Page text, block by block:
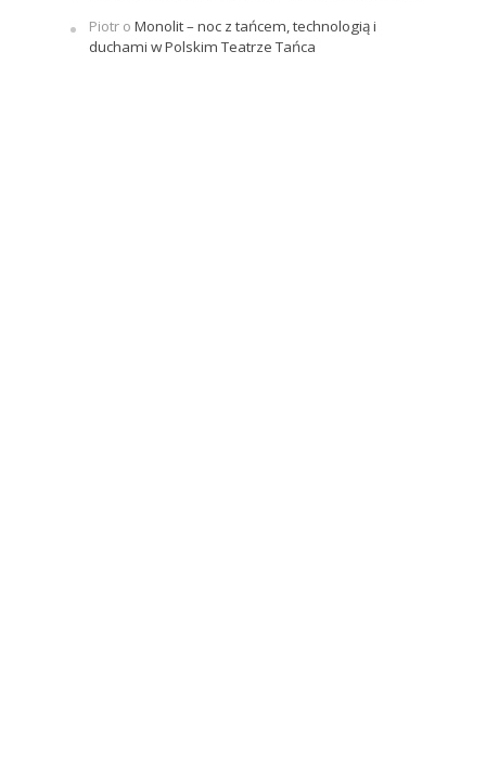
Piotro Monolit – noc z tańcem, technologią i
duchami w Polskim Teatrze Tańca